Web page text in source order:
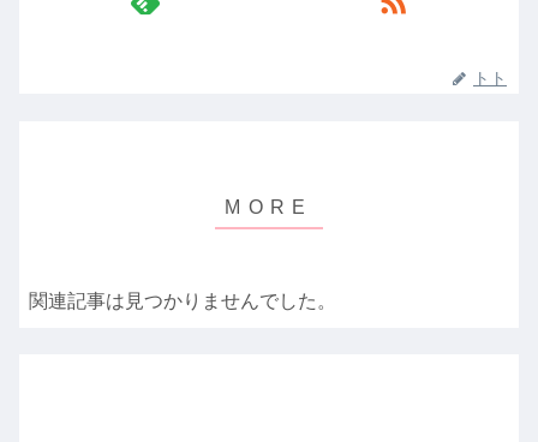
トト
関連記事は見つかりませんでした。